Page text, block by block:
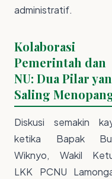
administratif.
Kolaborasi
Pemerintah dan
NU: Dua Pilar
Saling
Diskusi semakin
ketika Bapak
Wiknyo, Wakil
LKK PCNU